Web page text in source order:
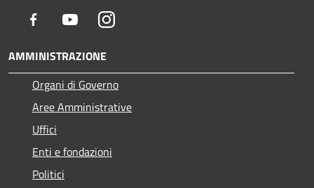
Facebook YoutubeInstagram
AMMINISTRAZIONE
Organi di Governo
Aree Amministrative
Uffici
Enti e fondazioni
Politici